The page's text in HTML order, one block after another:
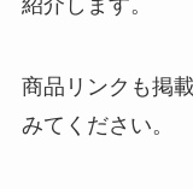
紹介します。
商品リンクも掲
みてください。